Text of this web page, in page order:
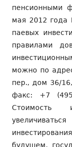
пенсионными
мая 2012 года
паевых
правилами
можно по
пер., дом 36/
факс: +7
Стоимость
будущем,